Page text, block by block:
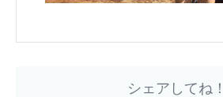
シェアしてね！